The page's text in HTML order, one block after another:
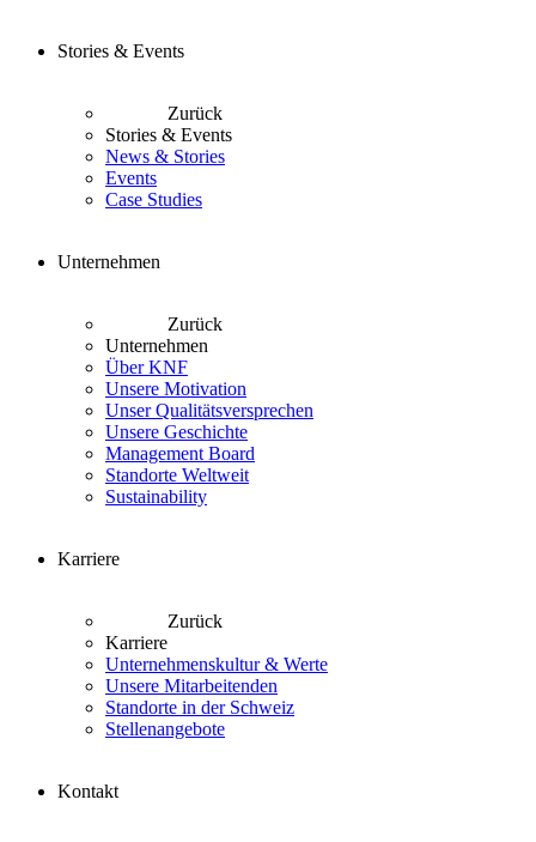
Stories & Events
Zurück
Stories & Events
News & Stories
Events
Case Studies
Unternehmen
Zurück
Unternehmen
Über KNF
Unsere Motivation
Unser Qualitätsversprechen
Unsere Geschichte
Management Board
Standorte Weltweit
Sustainability
Karriere
Zurück
Karriere
Unternehmenskultur & Werte
Unsere Mitarbeitenden
Standorte in der Schweiz
Stellenangebote
Kontakt